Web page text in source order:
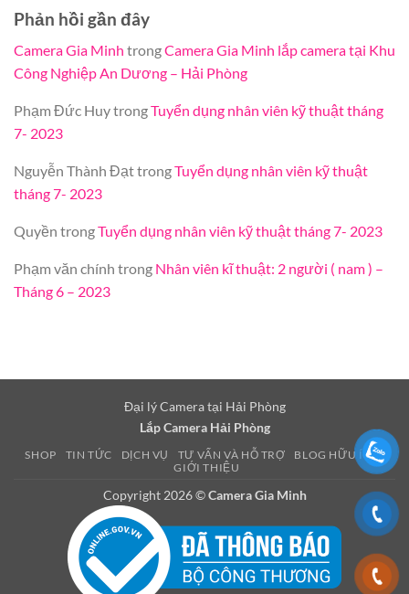
Phản hồi gần đây
Camera Gia Minh trongCamera Gia Minh lắp camera tại Khu
Công Nghiệp An Dương – Hải Phòng
Phạm Đức HuytrongTuyển dụng nhân viên kỹ thuật tháng
7- 2023
Nguyễn Thành ĐạttrongTuyển dụng nhân viên kỹ thuật
tháng 7- 2023
Quyền trongTuyển dụng nhân viên kỹ thuật tháng 7- 2023
Phạm văn chính trong Nhân viên kĩ thuật: 2 người ( nam ) –
Tháng 6 – 2023
Đại lý Camera tại Hải Phòng
Lắp Camera Hải Phòng
SHOP TIN TỨC DỊCH VỤ TƯ VẤN VÀ HỖ TRỢ
BLOG HỮU ÍCH
GIỚI THIỆU
Copyright 2026 ©Camera Gia Minh